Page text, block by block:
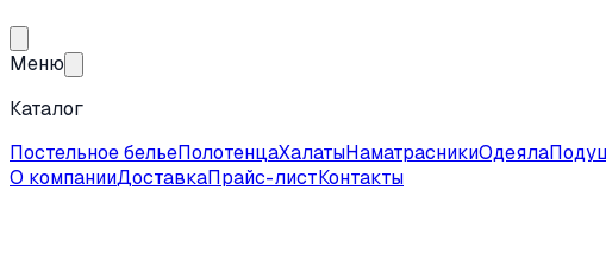
Меню
Каталог
Постельное бельеПолотенцаХалатыНаматрасникиОдеяла
О компанииДоставкаПрайс-листКонтакты